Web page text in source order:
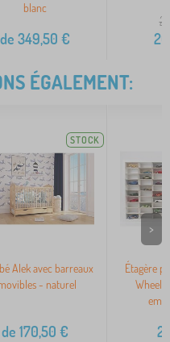
blanc
de 349,50 €
ÉGALEMENT:
STOCK
Alek avec barreaux
- naturel
de 170,50 €
Étagère
Wheels
>